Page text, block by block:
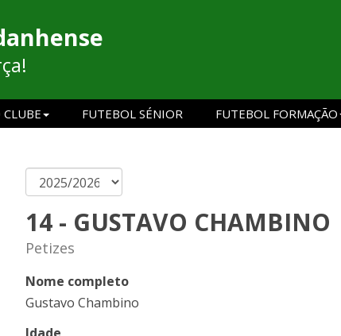
CLUBE FUTEBOL SÉNIOR FUTEBOL FORMAÇÃO
14 - GUSTAVO CHAMBINO
Petizes
Nome completo
Gustavo Chambino